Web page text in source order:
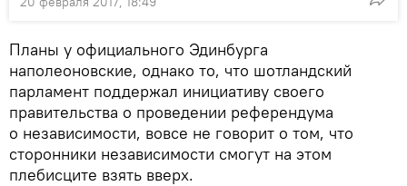
Планы у официального Эдинбурга
наполеоновские, однако то, что шотландский
парламент поддержал инициативу своего
правительства о проведении референдума
о независимости, вовсе не говорит о том, что
сторонники независимости смогут на этом
плебисците взять вверх.